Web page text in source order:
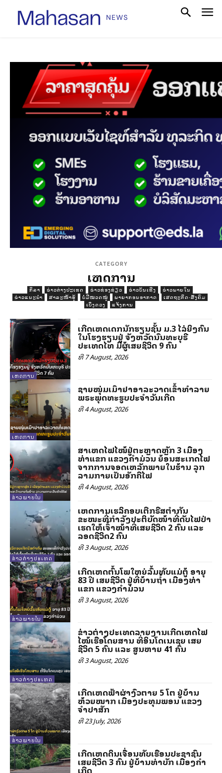
CATEGORY
ເຫດການ
ກິລາ ຂ່າວຕ່າງປະເທດ ຂ່າວທ່ອງທ່ຽວ ຂ່າວບັນເທີງ
ຂ່າວພາຍໃນ
ຂ່າວແນະນຳ
ສາລະໜ້າຮູ້ ບໍ່ມີໝວດໝູ່ ພາຍາກອນອາກາດ
ເສດຖະກິດ-ສັງຄົມ
ເບິ່ງດວງ
ແຈ້ງການ
ເຫດການ
ເກີດເຫດເດັກນັກຮຽນຊັ້ນ ມ.3 ໄລ່ຍິງຄົນ
ໃນໂຮງຮຽນຢູ່ ຈັງຫວັດນົນທະບຸຣີ
ປະເທດໄທ ມີຜູ້ເສຍຊີວິດ 9 ຄົນ
ທີ 7 August, 2026
ເຫດການ
ຊາຍໜຸ່ມເມົາຢາອາລະວາດເຂົ້າທຳລາຍ
ພຣະພຸດທະຮູບປະຈຳວັນເກີດ
ທີ 4 August, 2026
ຂ່າວພາຍໃນ
ສາເຫດໄຟໄໝ້ຢູ່ຕະຫຼາດຫຼັກ 3 ເມືອງ
ທ່າແຂກ ແຂວງຄໍາມ່ວນ ຍ້ອນສະເກັດໄຟ
ຈາກການຈອດເຫລັກພາຍໃນຮ້ານ ລຸກ
ລາມກາຍເປັນອັກຄີໄຟ
ທີ 4 August, 2026
ຂ່າວຕ່າງປະເທດ
ເຫດການເຮລິຄອບເຕີກຣີສຕຳກັນ
ຂະໜະທີ່ກຳລັງປະຕິບັດໜ້າທີ່ດັບໄຟປ່າ
ເຮັດໃຫ້ເຈົ້າໜ້າທີ່ເສຍຊີວິດ 2 ຄົນ ແລະ
ລອດຊີວິດ2 ຄົນ
ທີ 3 August, 2026
ຂ່າວພາຍໃນ
ເກີດເຫດຕົ້ນໂພໃຫຍ່ລົ້ມທັບແມ່ຕູ້ ອາຍຸ
83 ປີ ເສຍຊີວິດ ຢູ່ທີ່ບ້ານຖ້ຳ ເມືອງທ່າ
ແຂກ ແຂວງຄຳມ່ວນ
ທີ 3 August, 2026
ຂ່າວຕ່າງປະເທດ
ຂ່າວຕ່າງປະເທດລາຍງານເກີດເຫດໄຟ
ໄໝ້ເຮືອໂດຍສານ ທີ່ອິນໂດເນເຊຍ ເສຍ
ຊີວິດ 5 ຄົນ ແລະ ສູນຫາຍ 41 ຄົນ
ທີ 3 August, 2026
ຂ່າວພາຍໃນ
ເກີດເຫດຟ້າຜ່າງົວຕາຍ 5 ໂຕ ຢູ່ບ້ານ
ຫ້ວຍໝາກ ເມືອງປະທຸມພອນ ແຂວງ
ຈຳປາສັກ
ທີ 23 July, 2026
ເກີດເຫດດິນເຈື່ອນທັບເຮືອນປະຊາຊົນ
ເສຍຊີວິດ 3 ຄົນ ຢູ່ບ້ານທ່າບັກ ເມືອງຄຳ
ເກີດ